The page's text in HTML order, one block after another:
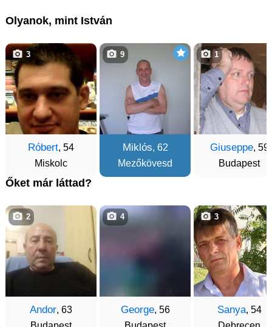
Olyanok, mint István
Róbert, 54
Miskolc
3
Miklós, 62
Mezőkövesd
9
Giuseppe, 59
Budapest
1
Őket már láttad?
Andor, 63
2
George, 56
4
Sanya, 54
3